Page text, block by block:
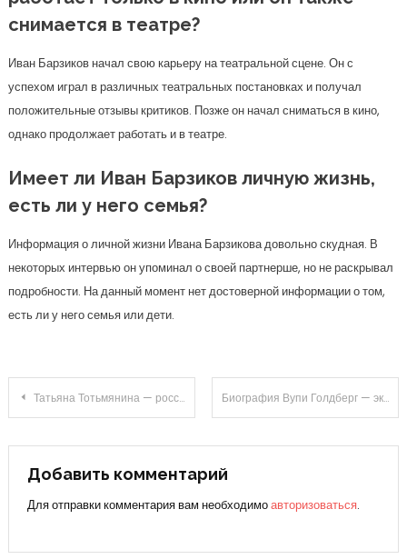
снимается в театре?
Иван Барзиков начал свою карьеру на театральной сцене. Он с
успехом играл в различных театральных постановках и получал
положительные отзывы критиков. Позже он начал сниматься в кино,
однако продолжает работать и в театре.
Имеет ли Иван Барзиков личную жизнь,
есть ли у него семья?
Информация о личной жизни Ивана Барзикова довольно скудная. В
некоторых интервью он упоминал о своей партнерше, но не раскрывал
подробности. На данный момент нет достоверной информации о том,
есть ли у него семья или дети.
Навигация
по
записям
Татьяна Тотьмянина — российская фигуристка, чемпионка мира и Европы, звезда на льду с неповторимым стилем и талантом Биография Вупи Голдберг — эксцентричная карьера, неподражаемая талантливость и интригующая личная жизнь
Добавить комментарий
Для отправки комментария вам необходимоавторизоваться.